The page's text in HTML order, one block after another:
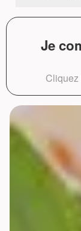
Je
Cliquez